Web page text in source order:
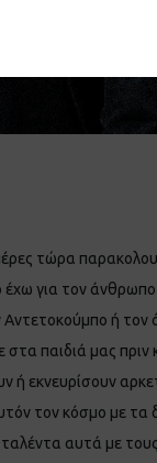
τώρα
για τον
Αντετοκούμπο ή
παιδιά μας
εκνευρίσουν
τον κόσμο με τα
αυτά με